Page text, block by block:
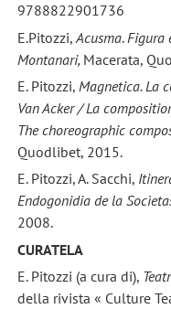
9788822901736
E.Pitozzi, Acusma. Figura
Montanari, Macerata,
E. Pitozzi, Magnetica. La
Van Acker / La
The choreographic
Quodlibet, 2015.
E. Pitozzi, A. Sacchi,
Endogonidia de la
2008.
CURATELA
E. Pitozzi (a cura di),
della rivista « Culture